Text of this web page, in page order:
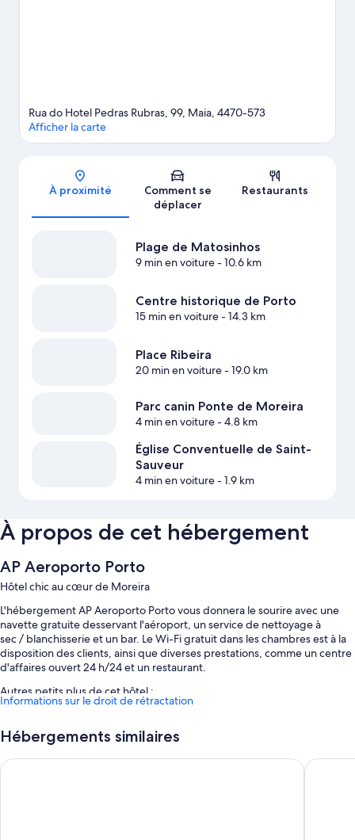
Carte
Rua do Hotel Pedras Rubras, 99, Maia, 4470-573
Afficher la carte
À proximité
Comment se
déplacer
Restaurants
Plage de Matosinhos
9 min en voiture- 10.6 km
Centre historique de Porto
15 min en voiture- 14.3 km
Place Ribeira
20 min en voiture- 19.0 km
Parc canin Ponte de Moreira
4 min en voiture- 4.8 km
Église Conventuelle de Saint-
Sauveur
4 min en voiture- 1.9 km
À propos de cet hébergement
AP Aeroporto Porto
Hôtel chic au cœur de Moreira
L'hébergement AP Aeroporto Porto vous donnera le sourire avec une
navette gratuite desservant l'aéroport, un service de nettoyage à
sec / blanchisserie et un bar. Le Wi-Fi gratuit dans les chambres est à la
disposition des clients, ainsi que diverses prestations, comme un centre
d'affaires ouvert 24 h/24 et un restaurant.
Autres petits plus de cet hôtel :
service (en supplément) et borne de recharge pour voitures
électriques
Poste informatique, une consigne à bagages et télévision dans le
Informations sur le droit de rétractation
Hébergements similaires
Oporto Airport & Business Hotel Park